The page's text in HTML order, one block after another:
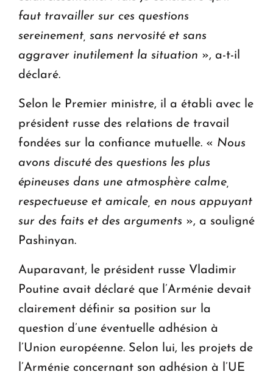
faut travailler sur ces questions
sereinement, sans nervosité et sans
aggraver inutilement la situation », a-t-il
déclaré.
Selon le Premier ministre, il a établi avec le
président russe des relations de travail
fondées sur la confiance mutuelle. « Nous
avons discuté des questions les plus
épineuses dans une atmosphère calme,
respectueuse et amicale, en nous appuyant
sur des faits et des arguments », a souligné
Pashinyan.
Auparavant, le président russe Vladimir
Poutine avait déclaré que l’Arménie devait
clairement définir sa position sur la
question d’une éventuelle adhésion à
l’Union européenne. Selon lui, les projets de
l’Arménie concernant son adhésion à l’UE